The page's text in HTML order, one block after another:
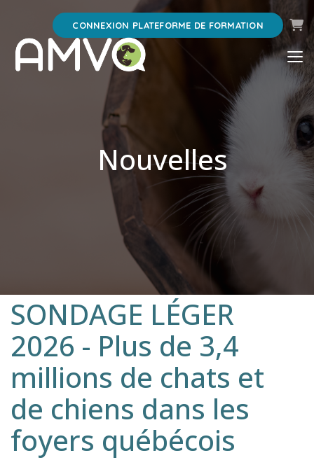
CONNEXION PLATEFORME DE FORMATION
Nouvelles
SONDAGE LÉGER
2026 - Plus de 3,4
millions de chats et
de chiens dans les
foyers québécois